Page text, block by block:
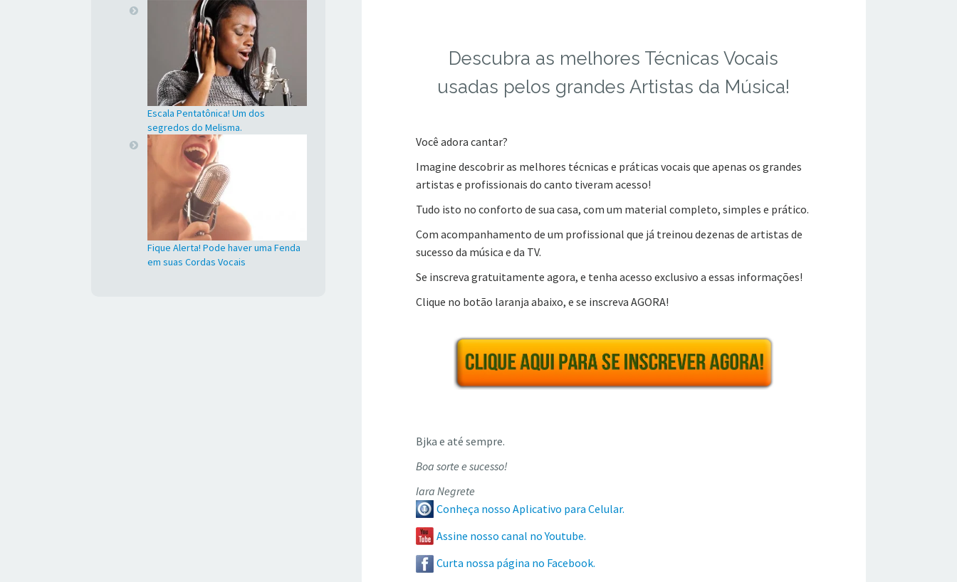
Descubra as melhores Técnicas Vocais
usadas pelos grandes Artistas da Música!
Você adora cantar?
Imagine descobrir as melhores técnicas e práticas vocais que apenas os grandes
artistas e profissionais do canto tiveram acesso!
Tudo isto no conforto de sua casa, com um material completo, simples e prático.
Com acompanhamento de um profissional que já treinou dezenas de artistas de
sucesso da música e da TV.
Se inscreva gratuitamente agora, e tenha acesso exclusivo a essas informações!
Clique no botão laranja abaixo, e se inscreva AGORA!
Bjka e até sempre.
Boa sorte e sucesso!
Iara Negrete
Conheça nosso Aplicativo para Celular.
Assine nosso canal no Youtube.
Curta nossa página no Facebook.
Escala Pentatônica! Um dos
segredos do Melisma.
Fique Alerta! Pode haver uma Fenda
em suas Cordas Vocais